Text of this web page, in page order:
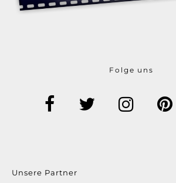
Folge uns
Unsere Partner